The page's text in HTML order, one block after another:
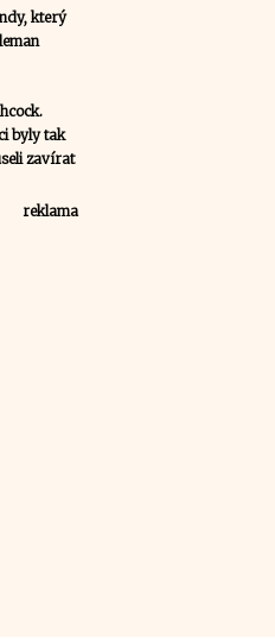
který
byly tak
zavírat
reklama